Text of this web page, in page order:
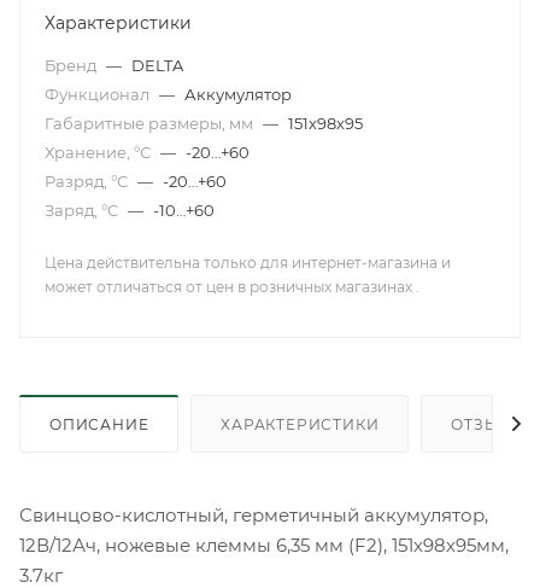
Характеристики
Бренд — DELTA
Функционал — Аккумулятор
Габаритные размеры, мм — 151х98х95
Хранение, °С — -20…+60
Разряд, °С — -20…+60
Заряд, °С — -10…+60
Цена действительна только для интернет-магазина и
может отличаться от цен в розничных магазинах .
ОПИСАНИЕ ХАРАКТЕРИСТИКИ ОТЗЫВЫ
Свинцово-кислотный, герметичный аккумулятор,
12В/12Ач, ножевые клеммы 6,35 мм (F2), 151х98х95мм,
3.7кг